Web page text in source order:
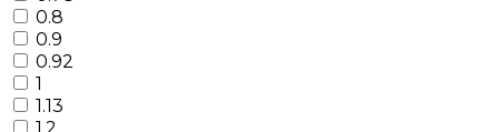
0.8
0.9
0.92
1
1.13